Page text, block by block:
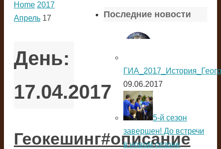
Home 2017
Апрель 17
День:
17.04.2017
Геокешинг#описание
Последние новости
09.06.2017
5-й сезон
завершен! До встречи
в новом сезоне